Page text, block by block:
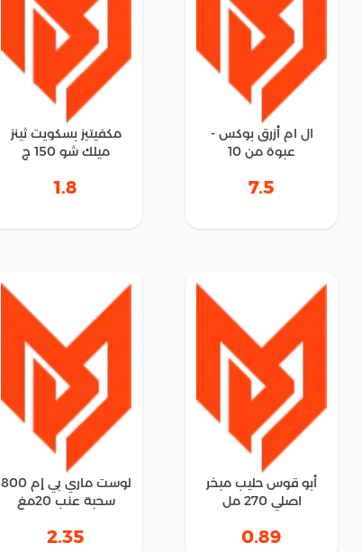
ال ام أزرق بوكس -
عبوة من 10
7.5
مكفيتيز بسكويت ثينز
ميلك شو 150 ج
1.8
أبو قوس حليب مبخر
اصلي 270 مل
0.89
لوست ماري بي إم 800
سحبة عنب 20مغ
2.35